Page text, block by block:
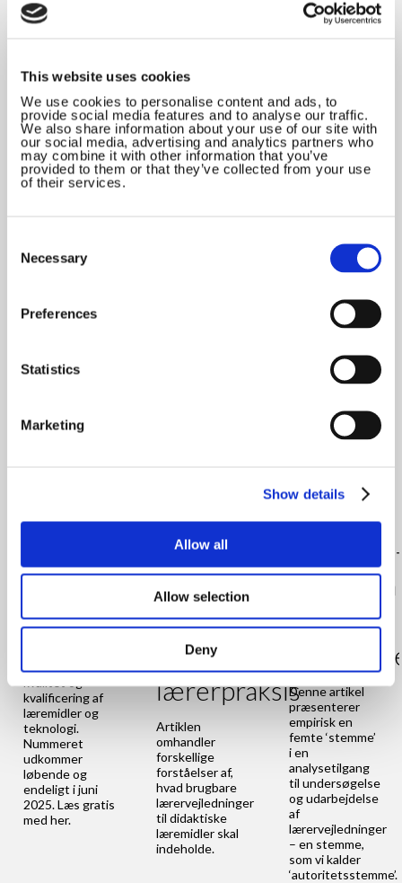
This website uses cookies
We use cookies to personalise content and ads, to
provide social media features and to analyse our traffic.
We also share information about your use of our site with
our social media, advertising and analytics partners who
may combine it with other information that you’ve
provided to them or that they’ve collected from your use
of their services.
Selection
Necessary
Preferences
Statistics
Marketing
Show details
Allow all
Allow selection
Deny
Se listen over tidligere udgivelser af Learning Tech og dyk ned i de
artikler, som du finder mest interessante.
Læremiddeldidaktik
Tidsskriftet før Learning
Se de gamle numre af tidsskriftet Læremiddeldidaktik – forløberen for
Tech 16
Temaet for og
16 er Didaktisk
kvalificering af
læremidler og
teknologi.
Nummeret
udkommer
løbende og
endeligt i juni
2025. Læs gratis
med her.
Lærervejledningens
funktion
i en
nutidig
lærerpraksis
Artiklen
omhandler
forskellige
forståelser af,
hvad brugbare
lærervejledninger
til didaktiske
læremidler skal
indeholde.
stemmen
i
Denne artikel
præsenterer
empirisk en
femte ‘stemme’
i en
analysetilgang
til undersøgelse
og udarbejdelse
af
lærervejledninger
– en stemme,
som vi kalder
‘autoritetsstemme’.